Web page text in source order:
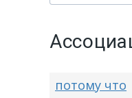
потому что